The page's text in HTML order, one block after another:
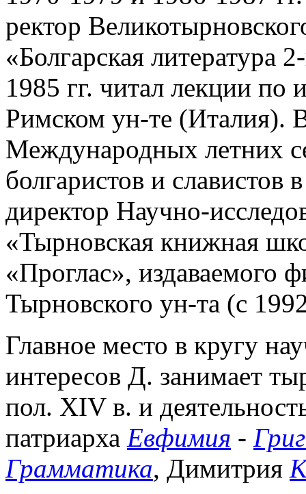
ректор
«Болгарская
1985 гг. читал лекции по
Римском ун-те (Италия).
Международных летних
болгаристов и
директор Научно-
«Тырновская книжная
«Проглас», издаваемого
Тырновского ун-та (с
Главное место в кругу
интересов Д. занимает
пол. XIV в. и
патриарха Евфимия -
Грамматика, Димитрия